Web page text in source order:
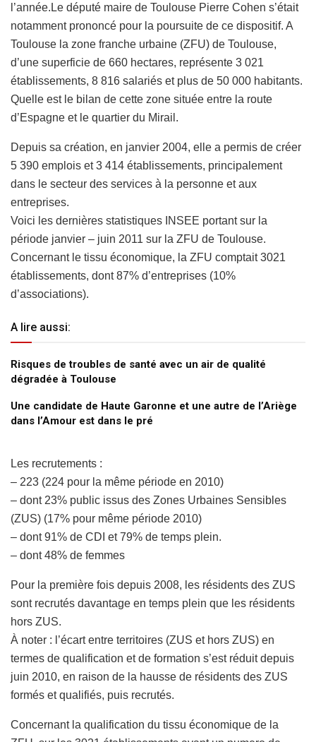
l’année.Le député maire de Toulouse Pierre Cohen s’était
notamment prononcé pour la poursuite de ce dispositif. A
Toulouse la zone franche urbaine (ZFU) de Toulouse,
d’une superficie de 660 hectares, représente 3 021
établissements, 8 816 salariés et plus de 50 000 habitants.
Quelle est le bilan de cette zone située entre la route
d’Espagne et le quartier du Mirail.
Depuis sa création, en janvier 2004, elle a permis de créer
5 390 emplois et 3 414 établissements, principalement
dans le secteur des services à la personne et aux
entreprises.
Voici les dernières statistiques INSEE portant sur la
période janvier – juin 2011 sur la ZFU de Toulouse.
Concernant le tissu économique, la ZFU comptait 3021
établissements, dont 87% d’entreprises (10%
d’associations).
A lire aussi:
Risques de troubles de santé avec un air de qualité
dégradée à Toulouse
Une candidate de Haute Garonne et une autre de l’Ariège
dans l’Amour est dans le pré
Les recrutements :
– 223 (224 pour la même période en 2010)
– dont 23% public issus des Zones Urbaines Sensibles
(ZUS) (17% pour même période 2010)
– dont 91% de CDI et 79% de temps plein.
– dont 48% de femmes
Pour la première fois depuis 2008, les résidents des ZUS
sont recrutés davantage en temps plein que les résidents
hors ZUS.
À noter : l’écart entre territoires (ZUS et hors ZUS) en
termes de qualification et de formation s’est réduit depuis
juin 2010, en raison de la hausse de résidents des ZUS
formés et qualifiés, puis recrutés.
Concernant la qualification du tissu économique de la